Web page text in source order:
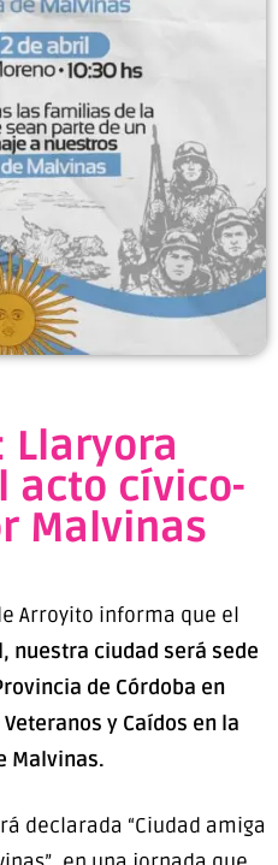
Llaryora
acto cívico-
Malvinas
Arroyito informa que el
nuestra ciudad será sede
de Córdoba en
y Caídos en la
Malvinas.
declarada “Ciudad amiga